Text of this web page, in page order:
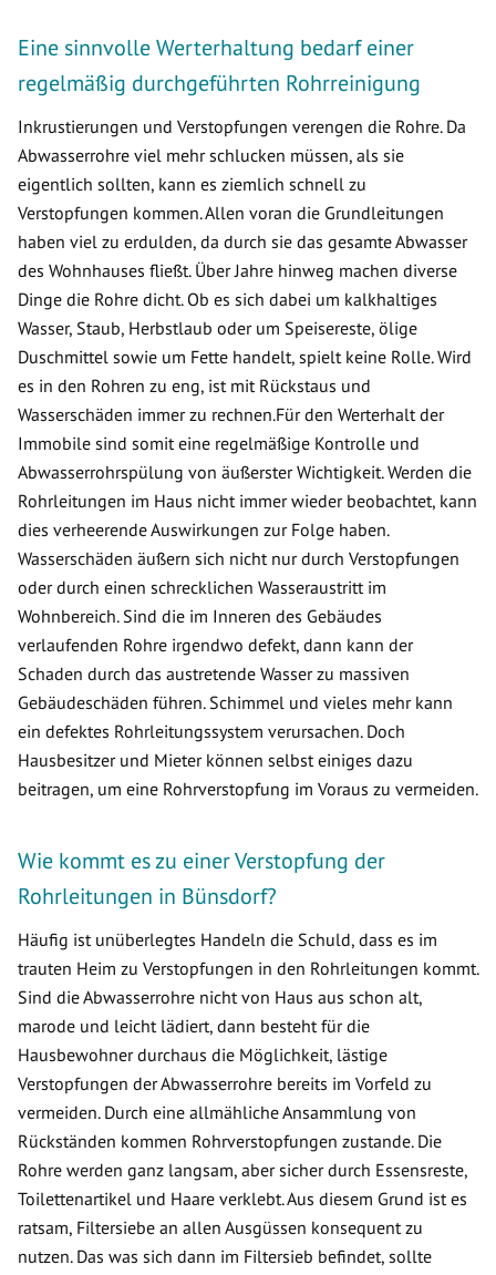
Eine sinnvolle Werterhaltung bedarf einer
regelmäßig durchgeführten Rohrreinigung
Inkrustierungen und Verstopfungen verengen die Rohre. Da
Abwasserrohre viel mehr schlucken müssen, als sie
eigentlich sollten, kann es ziemlich schnell zu
Verstopfungen kommen. Allen voran die Grundleitungen
haben viel zu erdulden, da durch sie das gesamte Abwasser
des Wohnhauses fließt. Über Jahre hinweg machen diverse
Dinge die Rohre dicht. Ob es sich dabei um kalkhaltiges
Wasser, Staub, Herbstlaub oder um Speisereste, ölige
Duschmittel sowie um Fette handelt, spielt keine Rolle. Wird
es in den Rohren zu eng, ist mit Rückstaus und
Wasserschäden immer zu rechnen.Für den Werterhalt der
Immobile sind somit eine regelmäßige Kontrolle und
Abwasserrohrspülung von äußerster Wichtigkeit. Werden die
Rohrleitungen im Haus nicht immer wieder beobachtet, kann
dies verheerende Auswirkungen zur Folge haben.
Wasserschäden äußern sich nicht nur durch Verstopfungen
oder durch einen schrecklichen Wasseraustritt im
Wohnbereich. Sind die im Inneren des Gebäudes
verlaufenden Rohre irgendwo defekt, dann kann der
Schaden durch das austretende Wasser zu massiven
Gebäudeschäden führen. Schimmel und vieles mehr kann
ein defektes Rohrleitungssystem verursachen. Doch
Hausbesitzer und Mieter können selbst einiges dazu
beitragen, um eine Rohrverstopfung im Voraus zu vermeiden.
Wie kommt es zu einer Verstopfung der
Rohrleitungen in Bünsdorf?
Häufig ist unüberlegtes Handeln die Schuld, dass es im
trauten Heim zu Verstopfungen in den Rohrleitungen kommt.
Sind die Abwasserrohre nicht von Haus aus schon alt,
marode und leicht lädiert, dann besteht für die
Hausbewohner durchaus die Möglichkeit, lästige
Verstopfungen der Abwasserrohre bereits im Vorfeld zu
vermeiden. Durch eine allmähliche Ansammlung von
Rückständen kommen Rohrverstopfungen zustande. Die
Rohre werden ganz langsam, aber sicher durch Essensreste,
Toilettenartikel und Haare verklebt. Aus diesem Grund ist es
ratsam, Filtersiebe an allen Ausgüssen konsequent zu
nutzen. Das was sich dann im Filtersieb befindet, sollte